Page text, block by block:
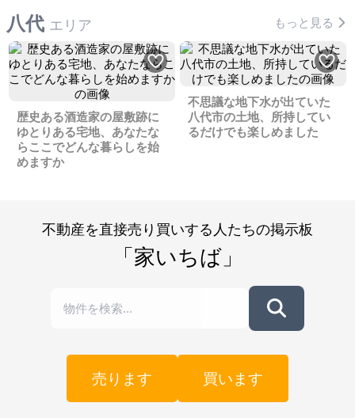
八代 エリア もっと見る
歴史ある酒造家の屋敷跡に
ゆとりある宅地、あなたな
らここでどんな暮らしを始
めますか
不思議な地下水が出ていた
八代市の土地、所持してい
るだけでも楽しめました
不動産を直接売り買いする人たちの掲示板
「家いちば」
売ります 買います